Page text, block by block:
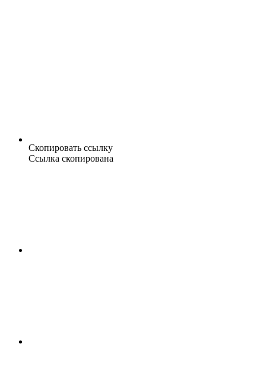
Скопировать ссылку
Ссылка скопирована